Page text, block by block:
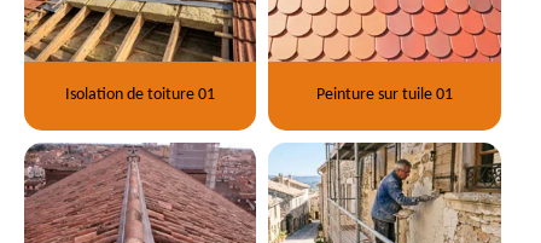
Isolation de toiture 01 Peinture sur tuile 01